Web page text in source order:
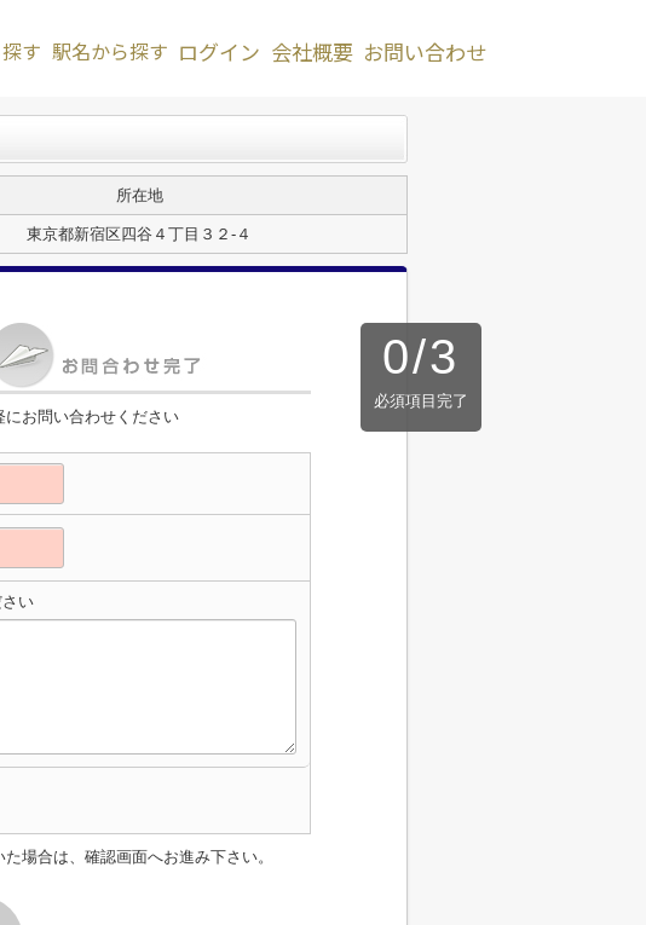
す 駅名から探す ログイン 会社概要 お問い合わせ
所在地
東京都新宿区四谷４丁目３２-４
0/3
必須項目完了
お問い合わせください
い
場合は、確認画面へお進み下さい。